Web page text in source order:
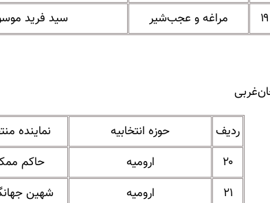
۱۹
مراغه و عجب‌شیر سید فرید
ردیف حوزه انتخابیه نماینده
۲۰
ارومیه حاکم
۲۱
ارومیه شهین